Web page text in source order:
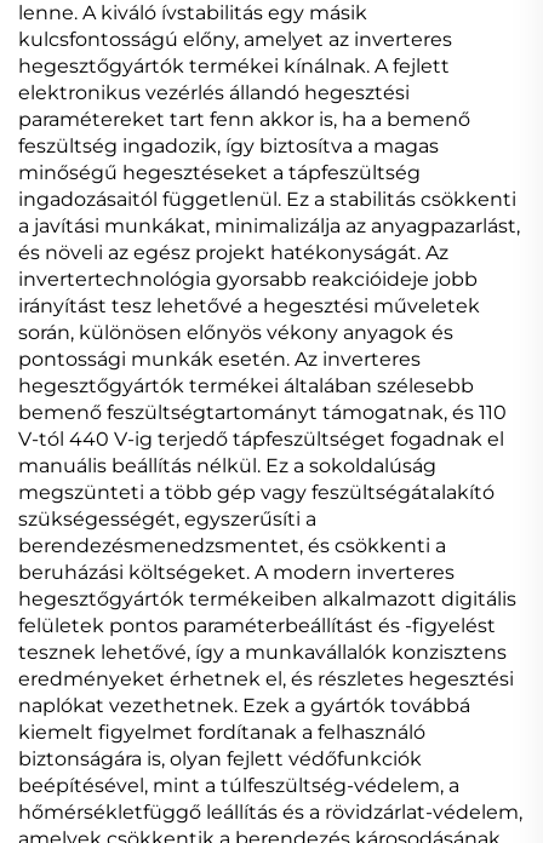
lenne. A kiváló ívstabilitás egy másik
kulcsfontosságú előny, amelyet az inverteres
hegesztőgyártók termékei kínálnak. A fejlett
elektronikus vezérlés állandó hegesztési
paramétereket tart fenn akkor is, ha a bemenő
feszültség ingadozik, így biztosítva a magas
minőségű hegesztéseket a tápfeszültség
ingadozásaitól függetlenül. Ez a stabilitás csökkenti
a javítási munkákat, minimalizálja az anyagpazarlást,
és növeli az egész projekt hatékonyságát. Az
invertertechnológia gyorsabb reakcióideje jobb
irányítást tesz lehetővé a hegesztési műveletek
során, különösen előnyös vékony anyagok és
pontossági munkák esetén. Az inverteres
hegesztőgyártók termékei általában szélesebb
bemenő feszültségtartományt támogatnak, és 110
V-tól 440 V-ig terjedő tápfeszültséget fogadnak el
manuális beállítás nélkül. Ez a sokoldalúság
megszünteti a több gép vagy feszültségátalakító
szükségességét, egyszerűsíti a
berendezésmenedzsmentet, és csökkenti a
beruházási költségeket. A modern inverteres
hegesztőgyártók termékeiben alkalmazott digitális
felületek pontos paraméterbeállítást és -figyelést
tesznek lehetővé, így a munkavállalók konzisztens
eredményeket érhetnek el, és részletes hegesztési
naplókat vezethetnek. Ezek a gyártók továbbá
kiemelt figyelmet fordítanak a felhasználó
biztonságára is, olyan fejlett védőfunkciók
beépítésével, mint a túlfeszültség-védelem, a
hőmérsékletfüggő leállítás és a rövidzárlat-védelem,